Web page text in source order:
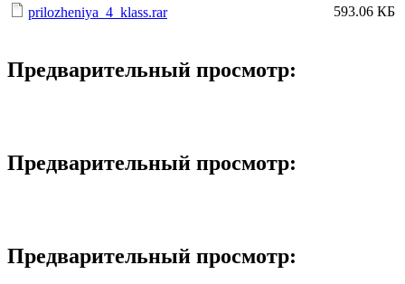
prilozheniya_4_klass.rar
593.06 КБ
Предварительный просмотр:
Предварительный просмотр:
Предварительный просмотр: